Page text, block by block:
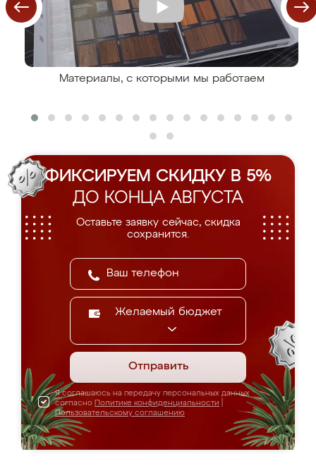
Материалы, с которыми мы работаем
ФИКСИРУЕМ СКИДКУ В 5%
ДО КОНЦА АВГУСТА
Оставьте заявку сейчас, скидка
сохранится.
Желаемый бюджет
Отправить
Я соглашаюсь на передачу персональных данных
согласно Политике конфиденциальности
Пользовательскому соглашению